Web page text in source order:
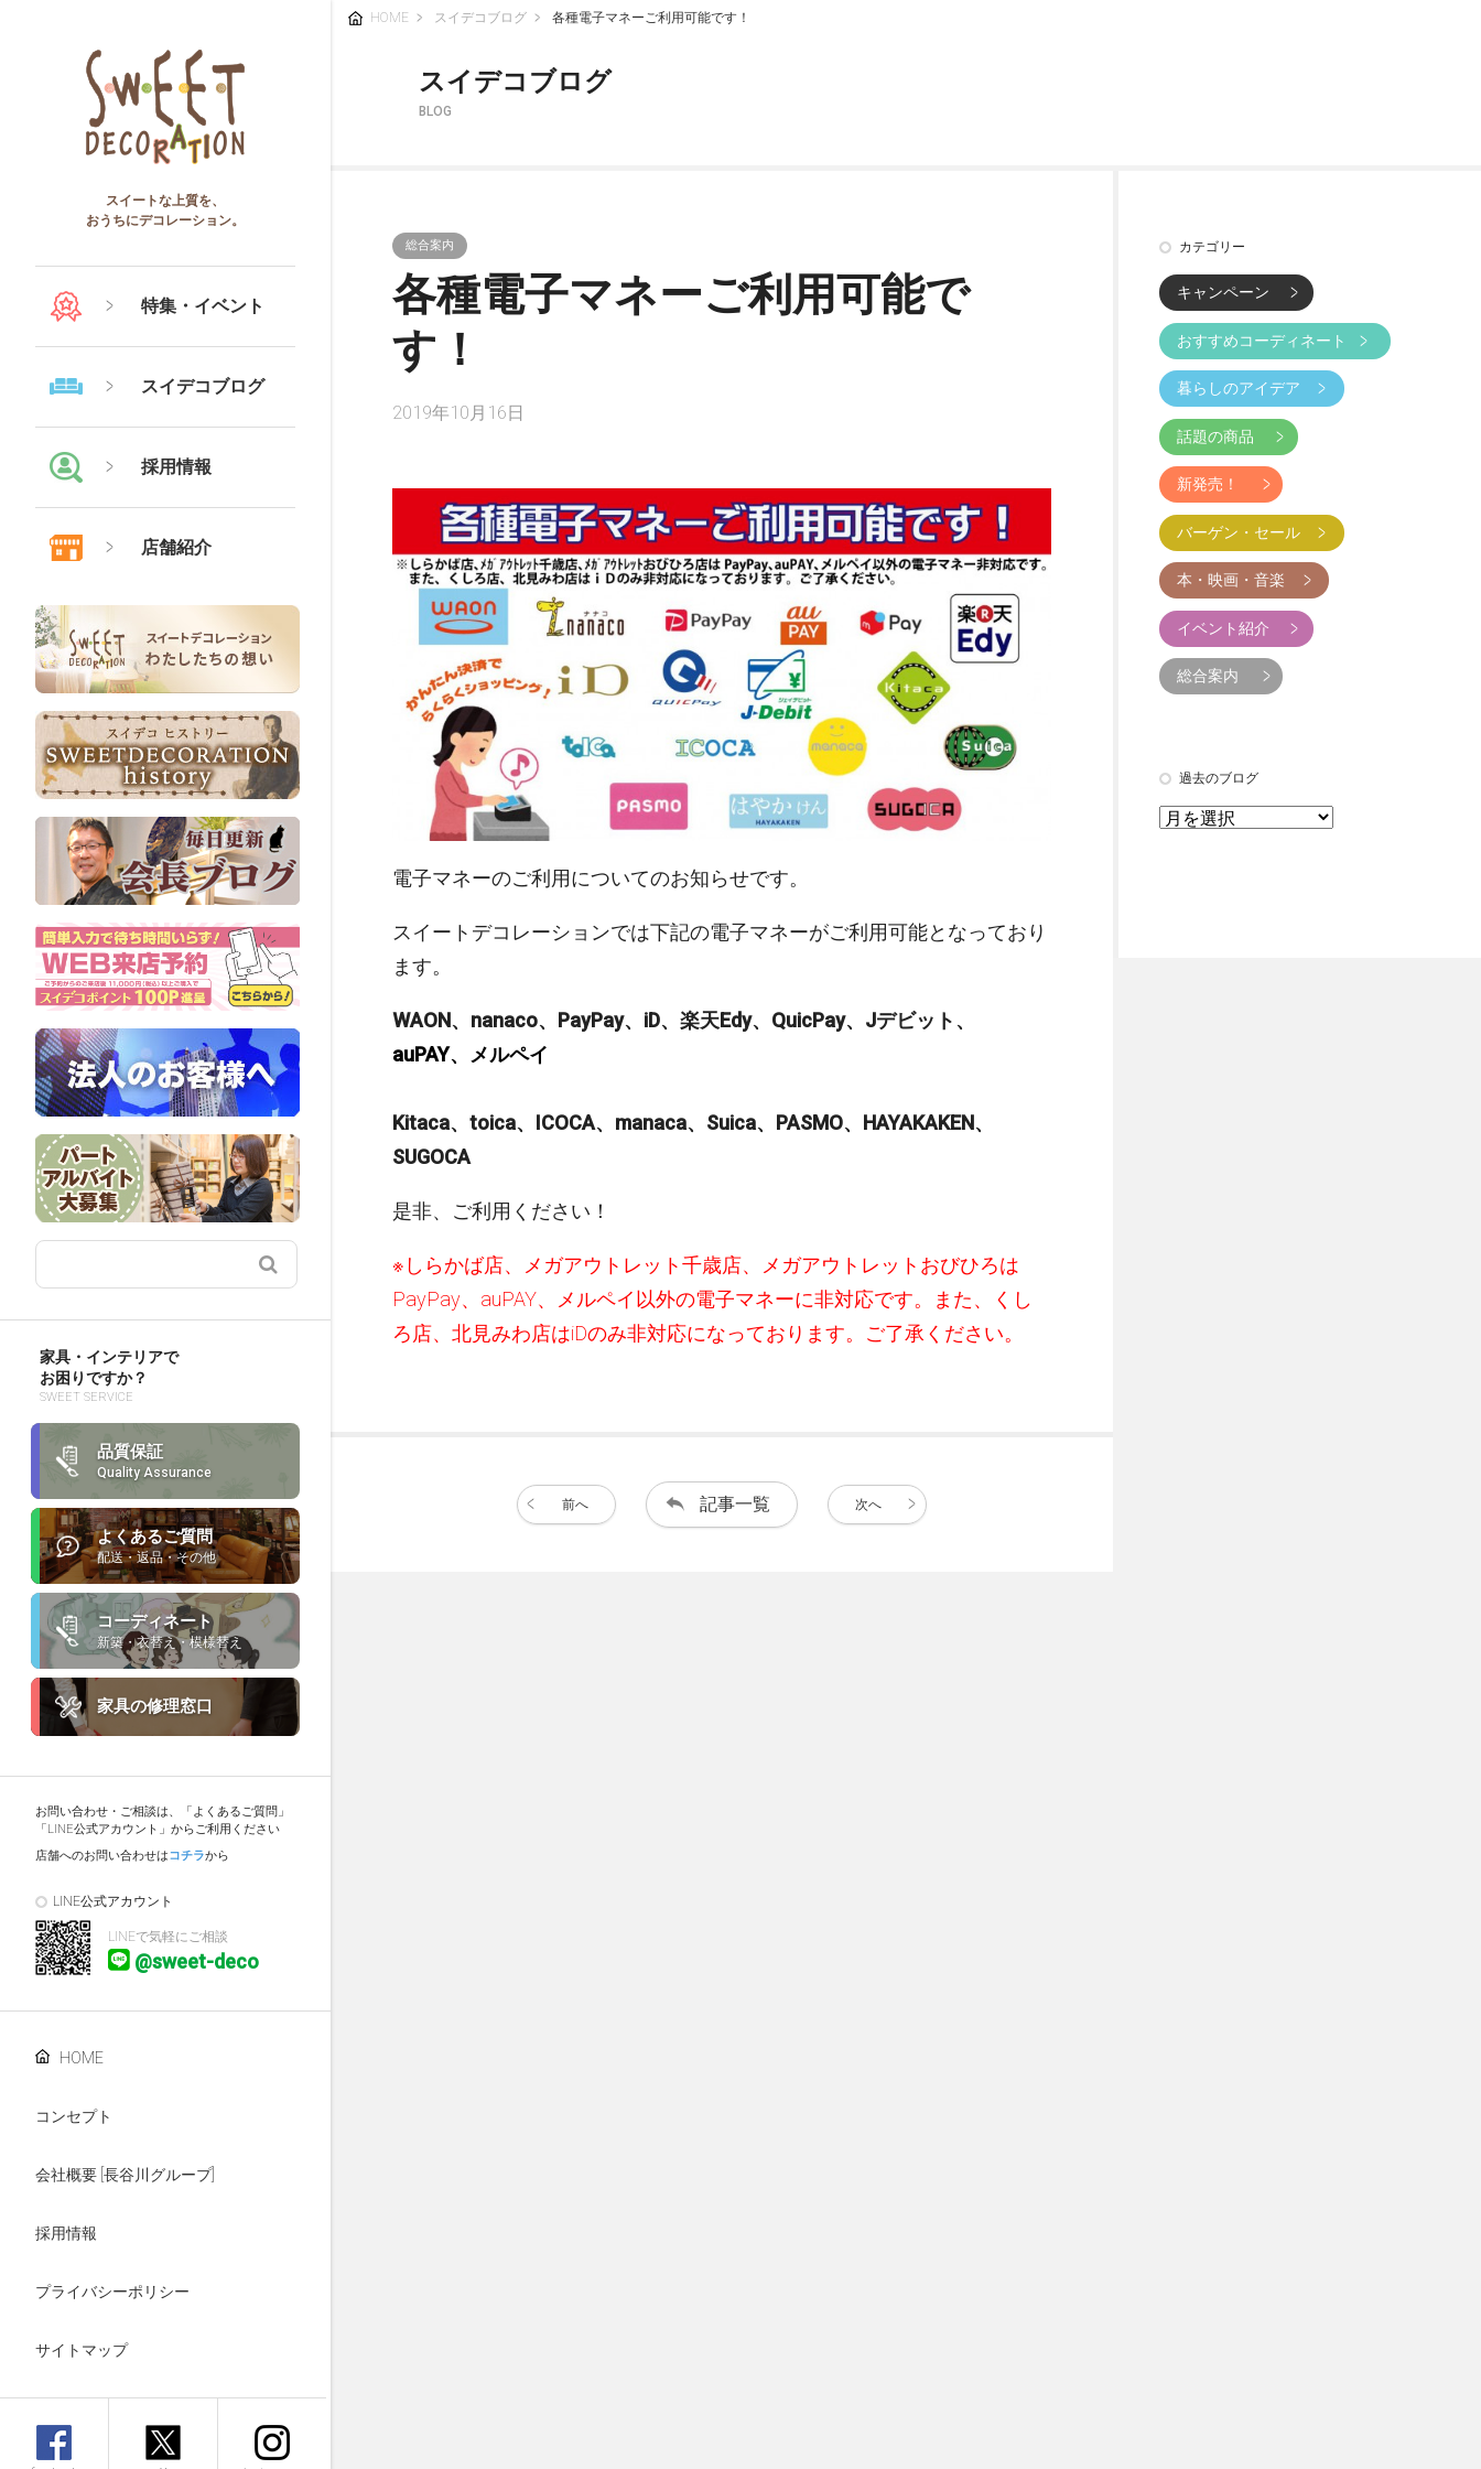
スイートな上質を、
おうちにデコレーション。
特集・イベント
スイデコブログ
採用情報
店舗紹介
家具・インテリアで
お困りですか？
SWEET SERVICE
品質保証
Quality Assurance
よくあるご質問
配送・返品・その他
コーディネート
新築・衣替え・模様替え
家具の修理窓口
お問い合わせ・ご相談は、「よくあるご質問」
「LINE公式アカウント」からご利用ください
店舗へのお問い合わせはコチラから
LINE公式アカウント
LINEで気軽にご相談
@sweet-deco
HOME
コンセプト
会社概要 [長谷川グループ]
採用情報
プライバシーポリシー
サイトマップ
HOME スイデコブログ 各種電子マネーご利用可能です！
スイデコブログ
BLOG
総合案内
各種電子マネーご利用可能で
す！
2019年10月16日
電子マネーのご利用についてのお知らせです。
スイートデコレーションでは下記の電子マネーがご利用可能となっており
ます。
WAON、nanaco、PayPay、iD、楽天Edy、QuicPay、Jデビット、
auPAY、メルペイ
Kitaca、toica、ICOCA、manaca、Suica、PASMO、HAYAKAKEN、
SUGOCA
是非、ご利用ください！
※しらかば店、メガアウトレット千歳店、メガアウトレットおびひろは
PayPay、auPAY、メルペイ以外の電子マネーに非対応です。
また、くし
ろ店、北見みわ店はiDのみ非対応になっております。ご了承ください。
前へ 記事一覧 次へ
カテゴリー
キャンペーン
おすすめコーディネート
暮らしのアイデア
話題の商品
新発売！
バーゲン・セール
本・映画・音楽
イベント紹介
総合案内
過去のブログ